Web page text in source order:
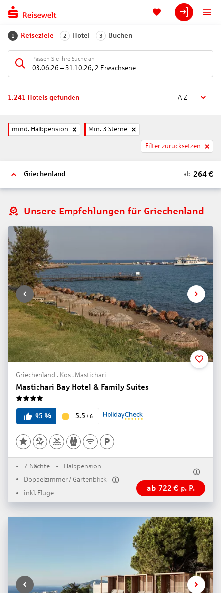
1 Reiseziele 2 Hotel 3 Buchen
Passen Sie Ihre Suche an
03.06.26 – 31.10.26, 2 Erwachsene
1.241 Hotels gefunden A-Z
mind. Halbpension Min. 3 Sterne
Filter zurücksetzen
Griechenland ab 264€
Unsere Empfehlungen für Griechenland
Griechenland . Kos . Mastichari
Mastichari Bay Hotel & Family Suites
95 % 5.5 / 6
7 Nächte
Halbpension
Doppelzimmer / Gartenblick
inkl. Flüge
ab 722 € p. P.